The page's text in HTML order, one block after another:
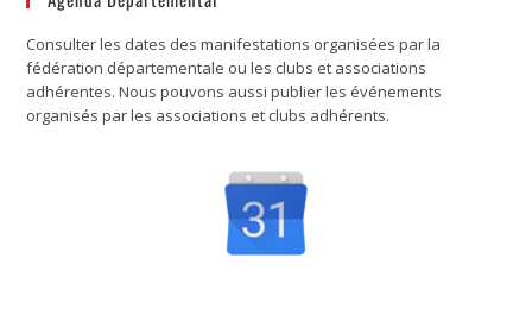
Consulter les dates des manifestations organisées par la
fédération départementale ou les clubs et associations
adhérentes. Nous pouvons aussi publier les événements
organisés par les associations et clubs adhérents.